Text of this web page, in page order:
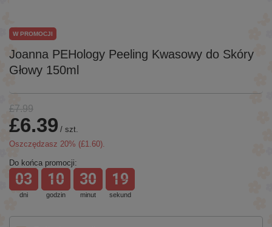
Joanna PEHology Peeling Kwasowy do Skóry
Głowy 150ml
W PROMOCJI
£7.99
£6.39 / szt.
Oszczędzasz 20% (£1.60).
Do końca promocji:
dni
03
godzin
10
minut
30
sekund
19